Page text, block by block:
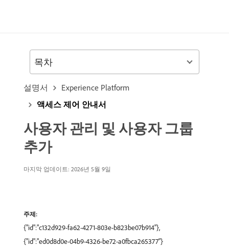
설명서
Experience Platform
액세스 제어 안내서
사용자 관리 및 사용자 그룹
추가
마지막 업데이트: 2026년 5월 9일
주제:
{"id":"c132d929-fa62-4271-803e-b823be07b914"},
{"id":"ed0d8d0e-04b9-4326-be72-a0fbca265377"}
목차